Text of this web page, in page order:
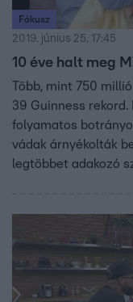
Fókusz
2019. június 25. 17:45
10 éve halt meg
Több, mint 750
39 Guinness
folyamatos
vádak árnyékolták
legtöbbet adakozó